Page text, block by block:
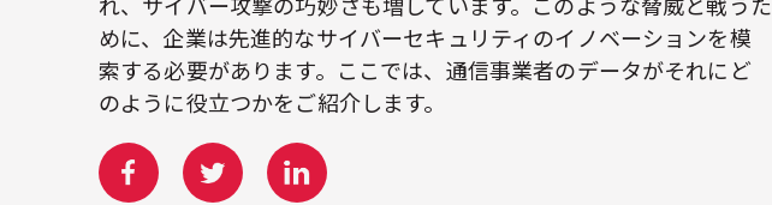
めに、企業は先進的なサイバーセキュリティのイノベーションを模
索する必要があります。ここでは、通信事業者のデータがそれにど
のように役立つかをご紹介します。